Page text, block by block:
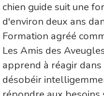
chien guide suit une
d'environ deux ans
Formation agréé
Les Amis des
apprend à réagir
désobéir